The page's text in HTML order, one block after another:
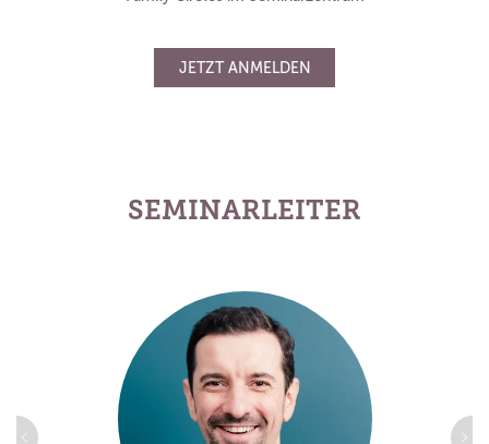
JETZT ANMELDEN
SEMINARLEITER